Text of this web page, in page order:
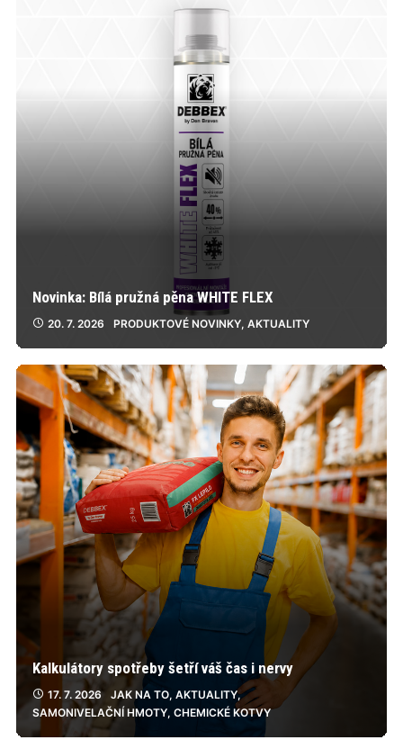
Novinka: Bílá pružná pěna WHITE FLEX
20. 7. 2026 PRODUKTOVÉ NOVINKY, AKTUALITY
Kalkulátory spotřeby šetří váš čas i nervy
17. 7. 2026 JAK NA TO, AKTUALITY,
SAMONIVELAČNÍ HMOTY, CHEMICKÉ KOTVY